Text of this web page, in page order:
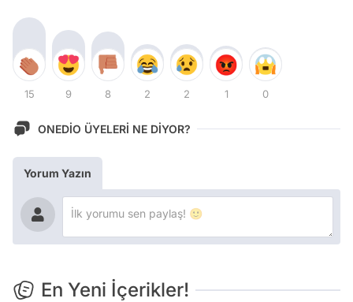
15 9 8 2 2 1 0
ONEDİO ÜYELERİ NE DİYOR?
Yorum Yazın
En Yeni İçerikler!